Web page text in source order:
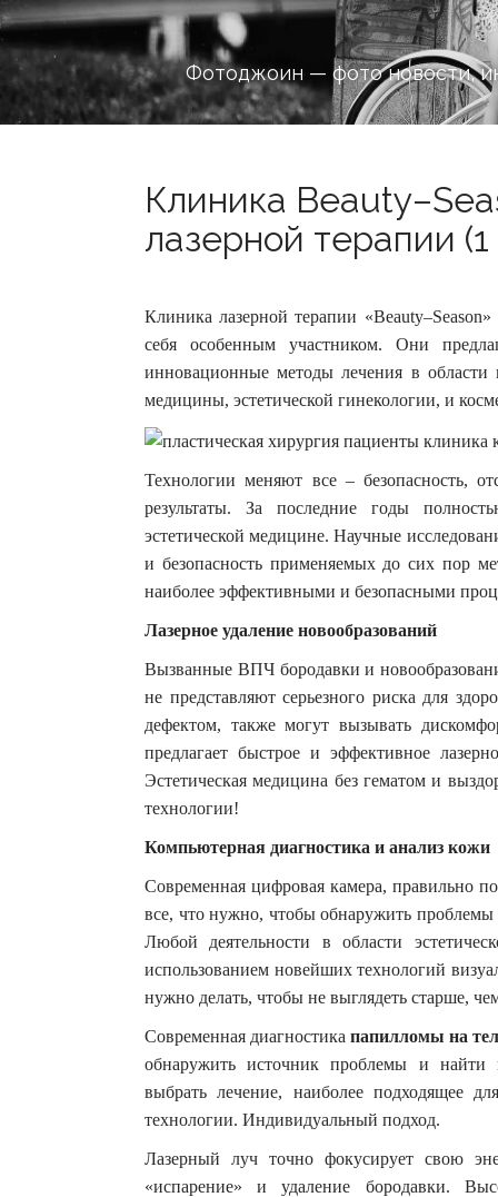
Фотоджоин — фото новости,
Клиника
лазерной терапии
Клиника лазерной терапии
себя особенным участником. Они
инновационные методы лечения в области
медицины, эстетической гинекологии, и
Технологии меняют все – безопасность,
результаты. За последние годы
эстетической медицине. Научные
и безопасность применяемых до сих пор
наиболее эффективными и безопасными
Лазерное удаление новообразований
Вызванные ВПЧ бородавки и
не представляют серьезного риска для
дефектом, также могут вызывать
предлагает быстрое и эффективное
Эстетическая медицина без гематом и
технологии!
Компьютерная диагностика и анализ кожи
Современная цифровая камера, правильно
все, что нужно, чтобы обнаружить
Любой деятельности в области
использованием новейших технологий
нужно делать, чтобы не выглядеть старше,
Современная диагностикапапилломы на
обнаружить источник проблемы и найти
выбрать лечение, наиболее подходящее
технологии. Индивидуальный подход.
Лазерный луч точно фокусирует свою
«испарение» и удаление бородавки.